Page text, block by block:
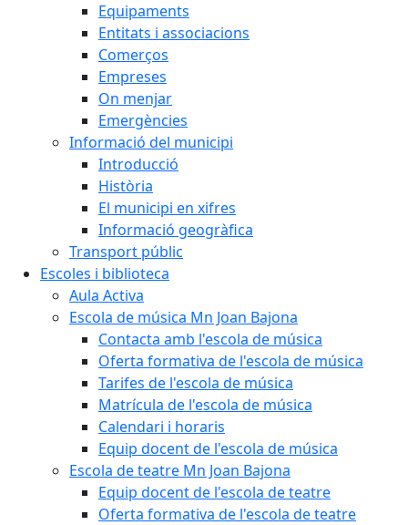
Equipaments
Entitats i associacions
Comerços
Empreses
On menjar
Emergències
Informació del municipi
Introducció
Història
El municipi en xifres
Informació geogràfica
Transport públic
Escoles i biblioteca
Aula Activa
Escola de música Mn Joan Bajona
Contacta amb l'escola de música
Oferta formativa de l'escola de música
Tarifes de l'escola de música
Matrícula de l'escola de música
Calendari i horaris
Equip docent de l'escola de música
Escola de teatre Mn Joan Bajona
Equip docent de l'escola de teatre
Oferta formativa de l'escola de teatre